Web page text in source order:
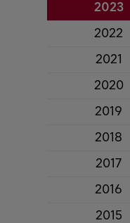
2023
2022
2021
2020
2019
2018
2017
2016
2015